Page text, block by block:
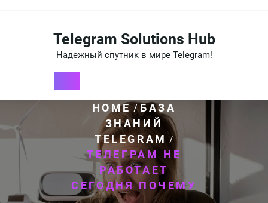
содержимомуTelegram Solutions Hub
Надежный спутник в мире Telegram!
HOME /БАЗА
ЗНАНИЙ
TELEGRAM /
ТЕЛЕГРАМ НЕ
РАБОТАЕТ
СЕГОДНЯ ПОЧЕМУ